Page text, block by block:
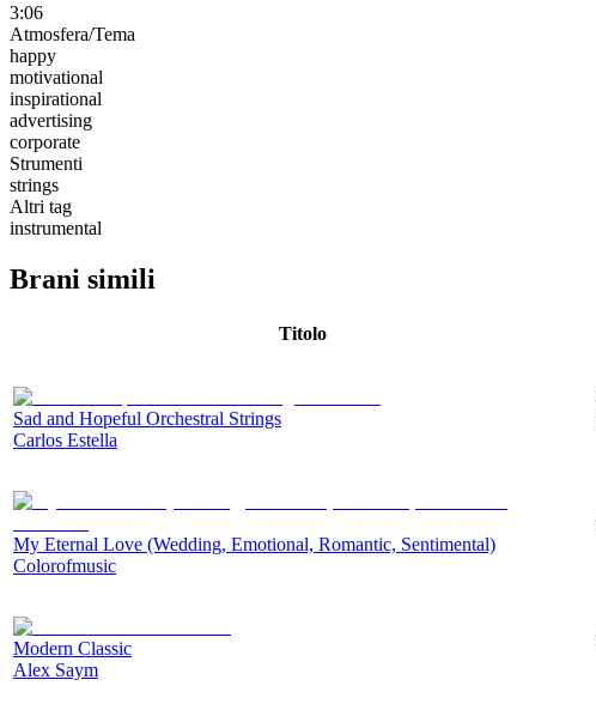
3:06
Atmosfera/Tema
happy
motivational
inspirational
advertising
corporate
Strumenti
strings
Altri tag
instrumental
Brani simili
Titolo
Sad and Hopeful Orchestral Strings
Carlos Estella
My Eternal Love (Wedding, Emotional, Romantic, Sentimental)
Colorofmusic
Modern Classic
Alex Saym